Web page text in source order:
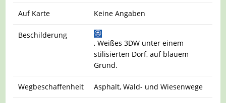
Auf Karte Keine Angaben
Beschilderung
, Weißes 3DW unter einem
stilisierten Dorf, auf blauem
Grund.
Wegbeschaffenheit Asphalt, Wald- und Wiesenwege